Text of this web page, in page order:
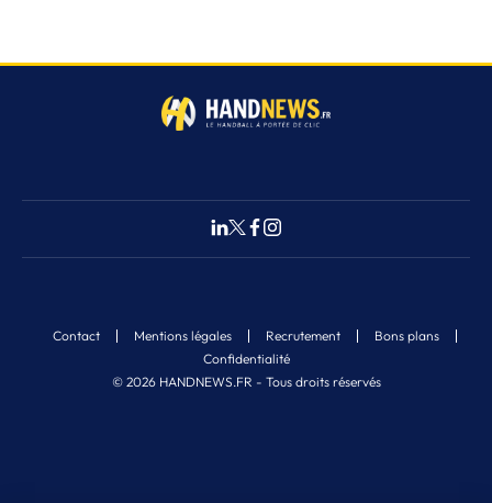
© 2026 HANDNEWS.FR - Tous droits réservés
Contact Mentions légales Recrutement
Bons plans
Confidentialité